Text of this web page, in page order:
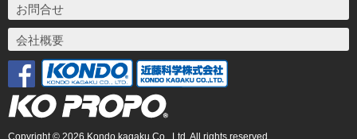
お問合せ
会社概要
Copyright © 2026 Kondo kagaku Co., Ltd. All rights reserved.